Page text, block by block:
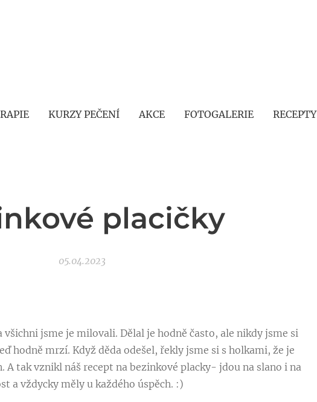
KURZY PEČENÍ AKCE FOTOGALERIE RECEPTY
placičky
05.04.2023
všichni jsme je milovali. Dělal je hodně často, ale nikdy jsme si
hodně mrzí. Když děda odešel, řekly jsme si s holkami, že je
A tak vznikl náš recept na bezinkové placky- jdou na slano i na
a vždycky měly u každého úspěch. :)